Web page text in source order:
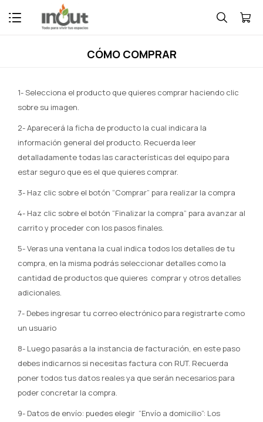

CÓMO COMPRAR
1- Selecciona el producto que quieres comprar haciendo clic
sobre su imagen.
2- Aparecerá la ficha de producto la cual indicara la
información general del producto. Recuerda leer
detalladamente todas las características del equipo para
estar seguro que es el que quieres comprar.
3- Haz clic sobre el botón “Comprar” para realizar la compra
4- Haz clic sobre el botón “Finalizar la compra” para avanzar al
carrito y proceder con los pasos finales.
5- Veras una ventana la cual indica todos los detalles de tu
compra, en la misma podrás seleccionar detalles como la
cantidad de productos que quieres comprar y otros detalles
adicionales.
7- Debes ingresar tu correo electrónico para registrarte como
un usuario
8- Luego pasarás a la instancia de facturación, en este paso
debes indicarnos si necesitas factura con RUT. Recuerda
poner todos tus datos reales ya que serán necesarios para
poder concretar la compra.
9- Datos de envío: puedes elegir “Envío a domicilio”: Los